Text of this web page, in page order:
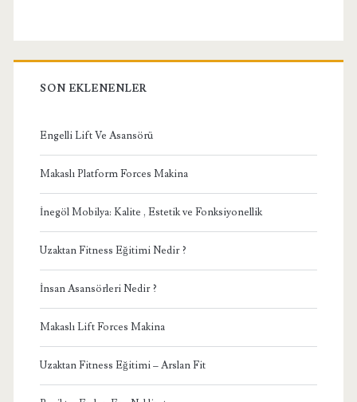
SON EKLENENLER
Engelli Lift Ve Asansörü
Makaslı Platform Forces Makina
İnegöl Mobilya: Kalite , Estetik ve Fonksiyonellik
Uzaktan Fitness Eğitimi Nedir ?
İnsan Asansörleri Nedir ?
Makaslı Lift Forces Makina
Uzaktan Fitness Eğitimi – Arslan Fit